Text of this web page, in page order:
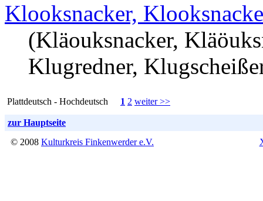
Klooksnacker,
(Kläouksnacker,
Klugredner,
Plattdeutsch - Hochdeutsch 1 2 weiter >>
zur Hauptseite
© 2008 Kulturkreis Finkenwerder e.V.